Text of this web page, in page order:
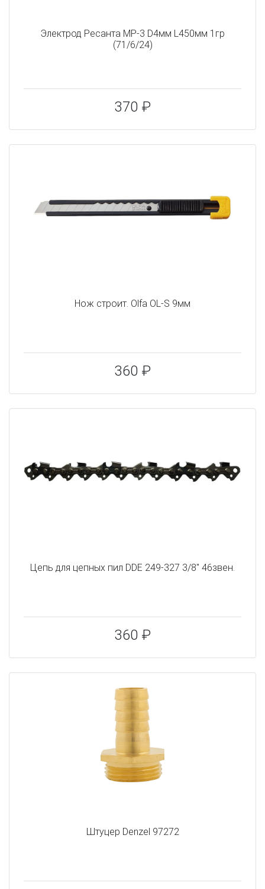
Электрод Ресанта МР-3 D4мм L450мм 1гр
(71/6/24)
370 ₽
Нож строит. Olfa OL-S 9мм
360 ₽
Цепь для цепных пил DDE 249-327 3/8" 46звен.
360 ₽
Штуцер Denzel 97272